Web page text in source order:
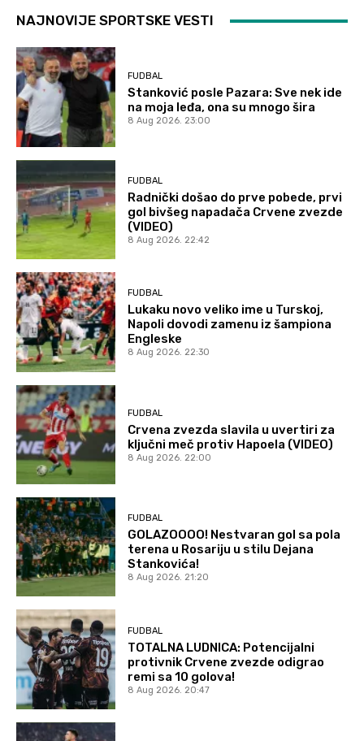
NAJNOVIJE SPORTSKE VESTI
FUDBAL
Stanković posle Pazara: Sve nek ide
na moja leđa, ona su mnogo šira
8 Aug 2026. 23:00
FUDBAL
Radnički došao do prve pobede, prvi
gol bivšeg napadača Crvene zvezde
(VIDEO)
8 Aug 2026. 22:42
FUDBAL
Lukaku novo veliko ime u Turskoj,
Napoli dovodi zamenu iz šampiona
Engleske
8 Aug 2026. 22:30
FUDBAL
Crvena zvezda slavila u uvertiri za
ključni meč protiv Hapoela (VIDEO)
8 Aug 2026. 22:00
FUDBAL
GOLAZOOOO! Nestvaran gol sa pola
terena u Rosariju u stilu Dejana
Stankovića!
8 Aug 2026. 21:20
FUDBAL
TOTALNA LUDNICA: Potencijalni
protivnik Crvene zvezde odigrao
remi sa 10 golova!
8 Aug 2026. 20:47